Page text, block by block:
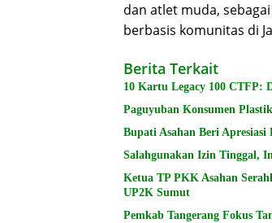
dan atlet muda,
berbasis komunitas di
Berita Terkait
10 Kartu Legacy 100 CTFP:
Paguyuban Konsumen
Bupati Asahan Beri
Salahgunakan Izin Tinggal,
Ketua TP PKK Asahan
UP2K Sumut
Pemkab Tangerang Fokus